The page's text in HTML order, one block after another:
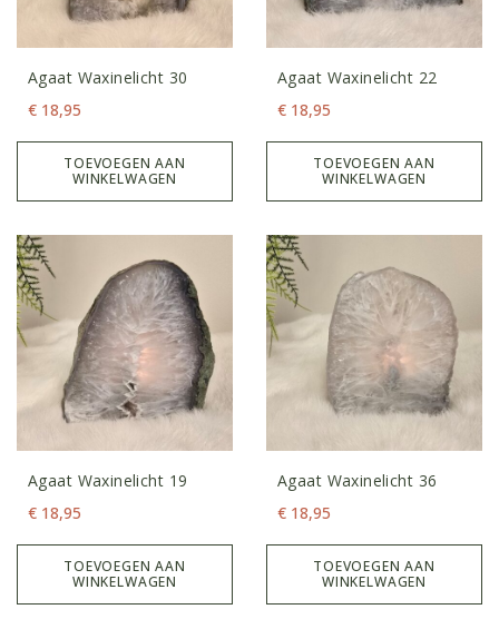
Agaat Waxinelicht 30
€ 18,95
TOEVOEGEN AAN
WINKELWAGEN
Agaat Waxinelicht 22
€ 18,95
TOEVOEGEN AAN
WINKELWAGEN
Agaat Waxinelicht 19
€ 18,95
TOEVOEGEN AAN
WINKELWAGEN
Agaat Waxinelicht 36
€ 18,95
TOEVOEGEN AAN
WINKELWAGEN